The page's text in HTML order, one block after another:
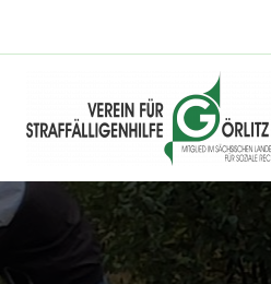
springen